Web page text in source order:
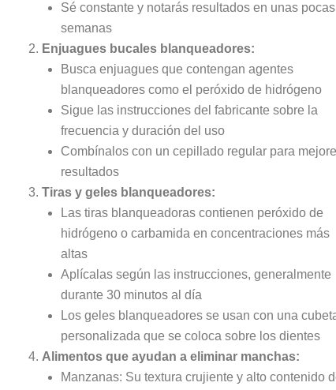
Sé constante y notarás resultados en unas pocas
semanas
Enjuagues bucales blanqueadores:
Busca enjuagues que contengan agentes
blanqueadores como el peróxido de hidrógeno
Sigue las instrucciones del fabricante sobre la
frecuencia y duración del uso
Combínalos con un cepillado regular para
resultados
Tiras y geles blanqueadores:
Las tiras blanqueadoras contienen peróxido de
hidrógeno o carbamida en concentraciones más
altas
Aplícalas según las instrucciones, generalmente
durante 30 minutos al día
Los geles blanqueadores se usan con una
personalizada que se coloca sobre los dientes
Alimentos que ayudan a eliminar manchas:
Manzanas: Su textura crujiente y alto contenido